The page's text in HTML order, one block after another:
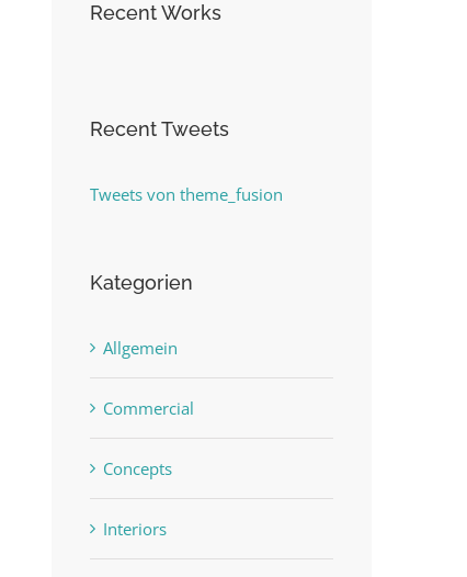
Recent Works
Recent Tweets
Tweets von theme_fusion
Kategorien
Allgemein
Commercial
Concepts
Interiors